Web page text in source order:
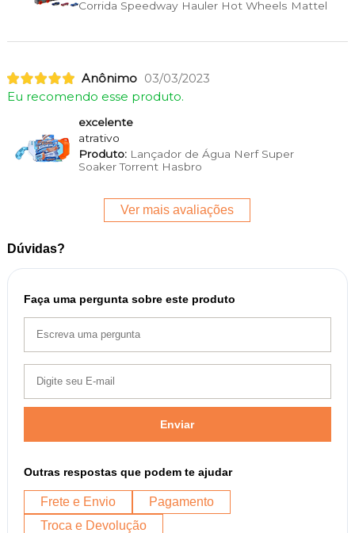
Corrida Speedway Hauler Hot Wheels Mattel
Anônimo 03/03/2023
Eu recomendo esse produto.
excelente
atrativo
Produto:Lançador de Água Nerf Super
Soaker Torrent Hasbro
Ver mais avaliações
Dúvidas?
Faça uma pergunta sobre este produto
Enviar
Outras respostas que podem te ajudar
Frete e Envio
Pagamento
Troca e Devolução